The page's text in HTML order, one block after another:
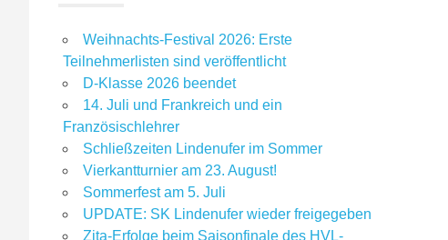
Weihnachts-Festival 2026: Erste
Teilnehmerlisten sind veröffentlicht
D-Klasse 2026 beendet
14. Juli und Frankreich und ein
Französischlehrer
Schließzeiten Lindenufer im Sommer
Vierkantturnier am 23. August!
Sommerfest am 5. Juli
UPDATE: SK Lindenufer wieder freigegeben
Zita-Erfolge beim Saisonfinale des HVL-